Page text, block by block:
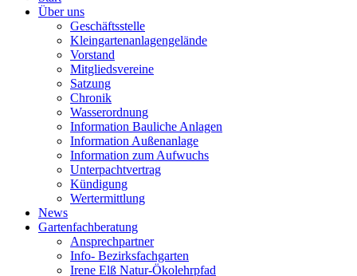
Über uns
Geschäftsstelle
Kleingartenanlagengelände
Vorstand
Mitgliedsvereine
Satzung
Chronik
Wasserordnung
Information Bauliche Anlagen
Information Außenanlage
Information zum Aufwuchs
Unterpachtvertrag
Kündigung
Wertermittlung
News
Gartenfachberatung
Ansprechpartner
Info- Bezirksfachgarten
Irene Elß Natur-Ökolehrpfad